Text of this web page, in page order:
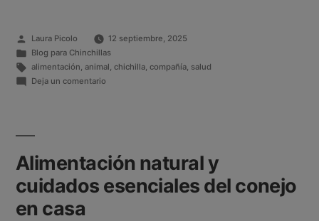
Laura Picolo
12 septiembre, 2025
Blog para Chinchillas
alimentación animal chichilla, compañía, salud
Deja un comentario
Alimentación natural y
cuidados esenciales del conejo
en casa